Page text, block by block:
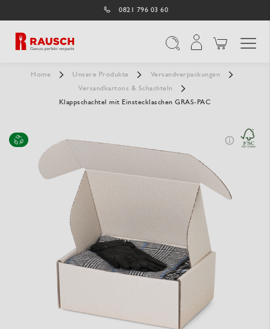
0821 796 03 60
Home Unsere Produkte
Versandverpackungen
Versandkartons & Schachteln
Klappschachtel mit Einstecklaschen GRAS-PAC